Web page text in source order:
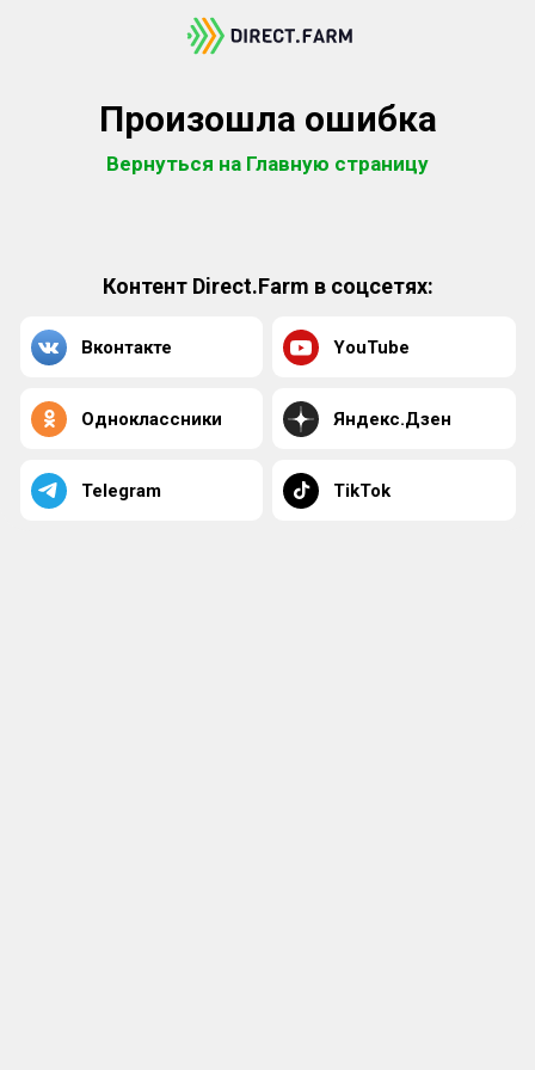
Произошла ошибка
Вернуться на Главную страницу
Контент Direct.Farm в соцсетях:
Вконтакте YouTube
Одноклассники Яндекс.Дзен
Telegram TikTok